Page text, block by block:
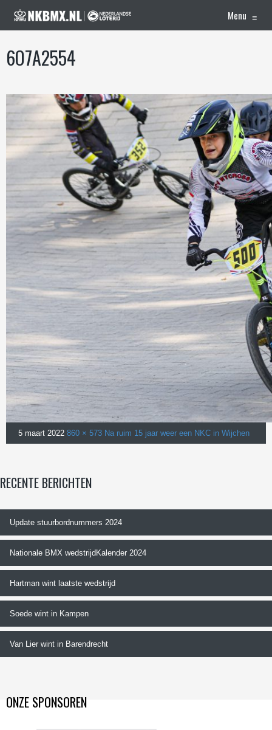
Menu ≡
6O7A2554
5 maart 2022 860 × 573 Na ruim 15 jaar weer een NKC in Wijchen
RECENTE BERICHTEN
Update stuurbordnummers 2024
Nationale BMX wedstrijdKalender 2024
Hartman wint laatste wedstrijd
Soede wint in Kampen
Van Lier wint in Barendrecht
ONZE SPONSOREN